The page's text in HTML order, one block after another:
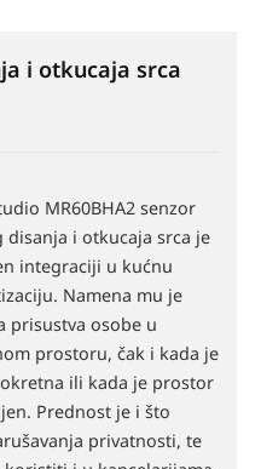
i otkucaja srca
MR60BHA2 senzor
disanja i otkucaja srca je
integraciji u kućnu
Namena mu je
prisustva osobe u
prostoru, čak i kada je
ili kada je prostor
Prednost je i što
privatnosti, te